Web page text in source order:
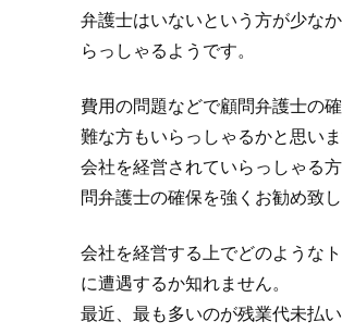
弁護士はいないという方が少な
らっしゃるようです。
費用の問題などで顧問弁護士の
難な方もいらっしゃるかと思いま
会社を経営されていらっしゃる
問弁護士の確保を強くお勧め致し
会社を経営する上でどのような
に遭遇するか知れません。
最近、最も多いのが残業代未払